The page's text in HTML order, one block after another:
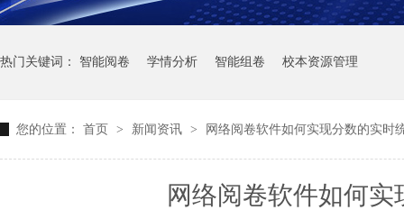
热门关键词： 智能阅卷 学情分析 智能组卷 校本资源管理
您的位置： 首页 > 新闻资讯 > 网络阅卷软件如何实现分数的实时
网络阅卷软件如何